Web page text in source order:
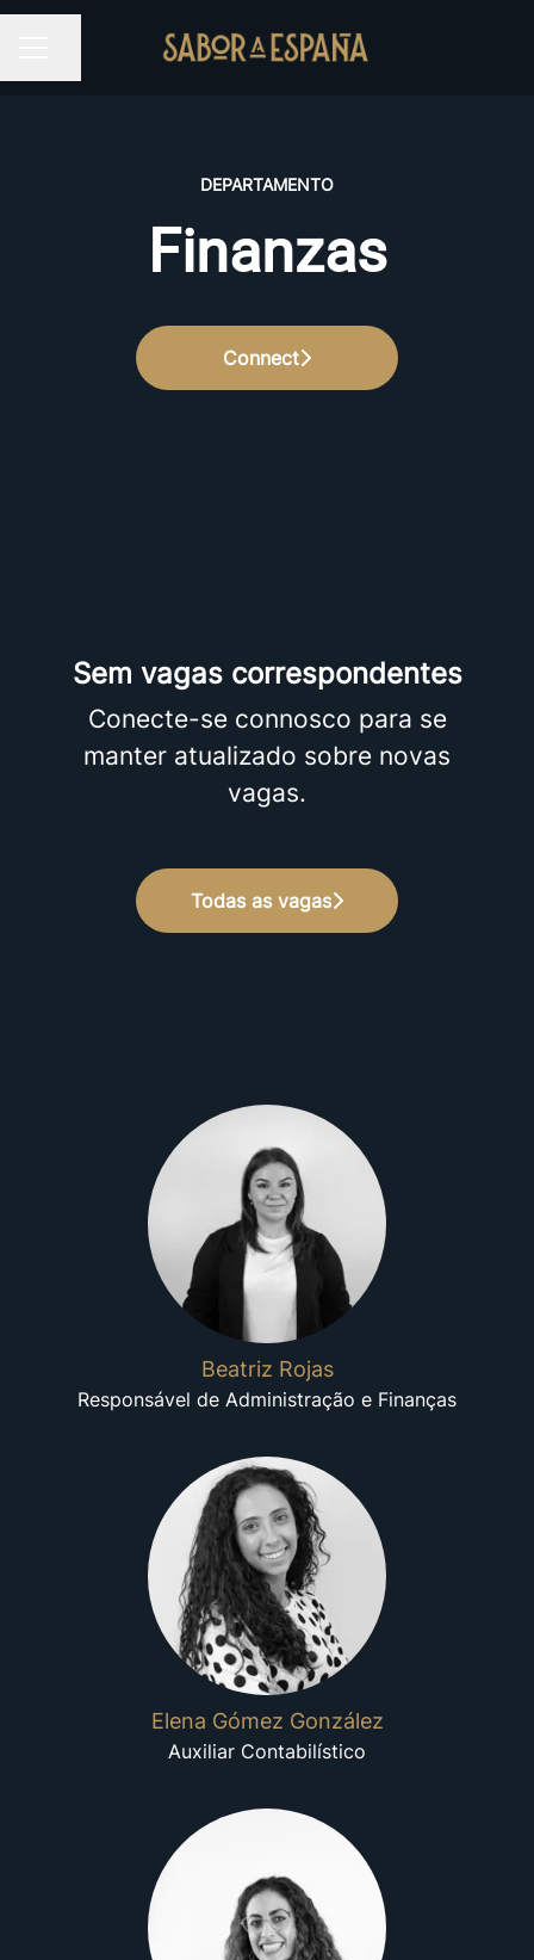
MENU DE CARREIRAS
Partilhar página
DEPARTAMENTO
Finanzas
Connect
Sem vagas correspondentes
Conecte-se connosco para se
manter atualizado sobre novas
vagas.
Todas as vagas
Beatriz Rojas
Responsável de Administração e Finanças
Elena Gómez González
Auxiliar Contabilístico